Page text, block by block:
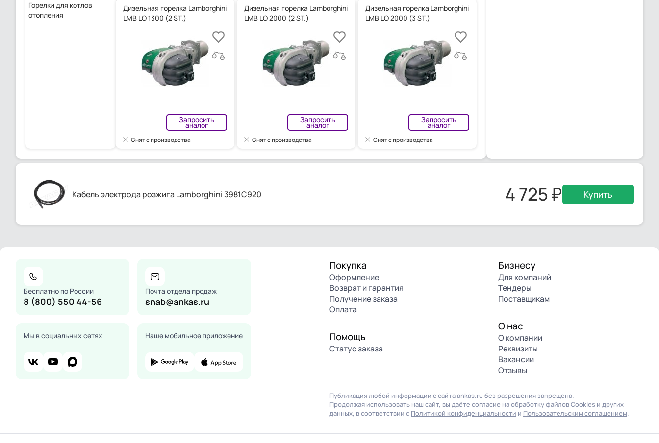
Горелки для котлов
отопления
Дизельная горелка Lamborghini
LMB LO 1300 (2 ST.)
Запросить
аналог
Снят с производства
Дизельная горелка Lamborghini
LMB LO 2000 (2 ST.)
Запросить
аналог
Снят с производства
Дизельная горелка Lamborghini
LMB LO 2000 (3 ST.)
Запросить
аналог
Снят с производства
Кабель электрода розжига Lamborghini 3981C920 4 725 Купить
Бесплатно по России
8 (800) 550 44-56
Почта отдела продаж
snab@ankas.ru
Мы в социальных сетях Наше мобильное приложение
Покупка
Оформление
Возврат и гарантия
Получение заказа
Оплата
Помощь
Статус заказа
Бизнесу
Для компаний
Тендеры
Поставщикам
О нас
О компании
Реквизиты
Вакансии
Отзывы
Публикация любой информации с сайта ankas.ru без разрешения запрещена.
Продолжая использовать наш сайт, вы даёте согласие на обработку файлов Cookies и других
данных, в соответствии с Политикой конфиденциальности и Пользовательским соглашением.